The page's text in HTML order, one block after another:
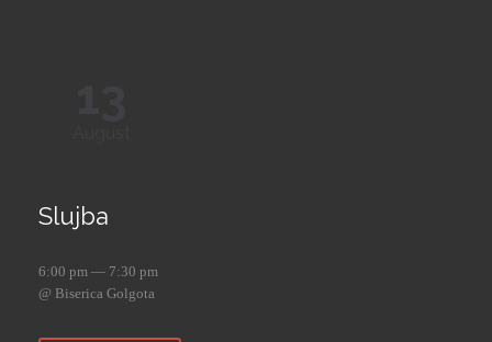
Slujba
6:00 pm — 7:30 pm
@ Biserica Golgota